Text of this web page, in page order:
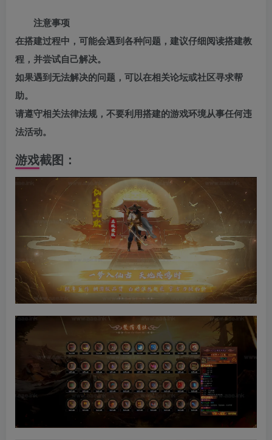
注意事项
在搭建过程中，可能会遇到各种问题，建议仔细阅读搭建教
程，并尝试自己解决。
如果遇到无法解决的问题，可以在相关论坛或社区寻求帮
助。
请遵守相关法律法规，不要利用搭建的游戏环境从事任何违
法活动。
游戏截图：